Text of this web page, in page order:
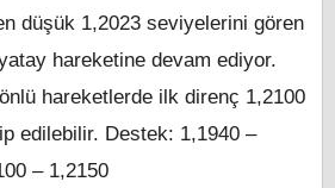
düşük 1,2023 seviyelerini gören
hareketine devam ediyor.
hareketlerde ilk direnç 1,2100
edilebilir. Destek: 1,1940 –
– 1,2150